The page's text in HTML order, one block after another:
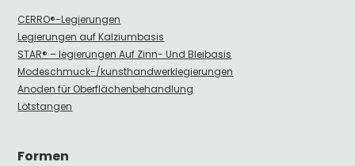
CERRO®-Legierungen
Legierungen auf Kalziumbasis
STAR® – legierungen Auf Zinn- Und Bleibasis
Modeschmuck-/kunsthandwerklegierungen
Anoden für Oberflächenbehandlung
Lötstangen
Formen